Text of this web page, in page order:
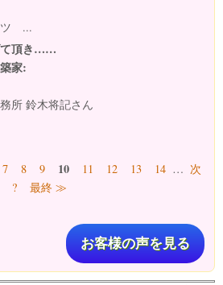
ツ ...
て頂き……
家:
所 鈴木将記さん
7 8 9 10 11 12 13 14 … 次
?
最終 ≫
お客様の声を見る